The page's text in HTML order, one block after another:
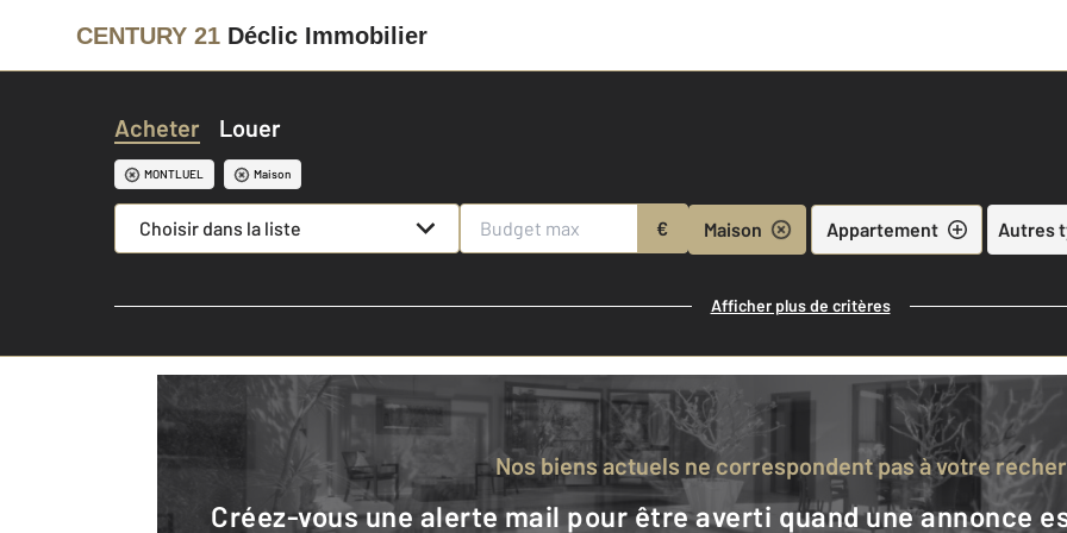
CENTURY 21 Déclic Immobilier
Acheter Louer
MONTLUEL Maison
Choisir dans la liste € Maison Appartement Autres
Afficher plus de critères
Nos biens actuels ne correspondent pas à votre
Créez-vous une alerte mail pour être averti quand une annonce est en ligne et consultez la